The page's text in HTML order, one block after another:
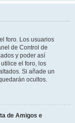
foro. Los usuarios
de Control de
y poder así
el foro, los
Si añade un
ocultos.
de Amigos e